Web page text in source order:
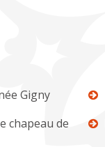
Gigny
chapeau de